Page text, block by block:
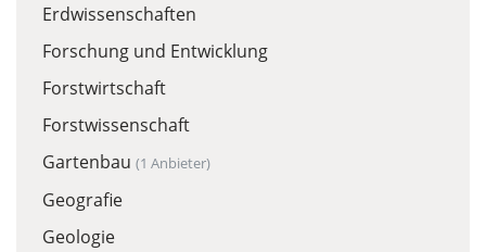
Erdwissenschaften
Forschung und Entwicklung
Forstwirtschaft
Forstwissenschaft
Gartenbau (1 Anbieter)
Geografie
Geologie